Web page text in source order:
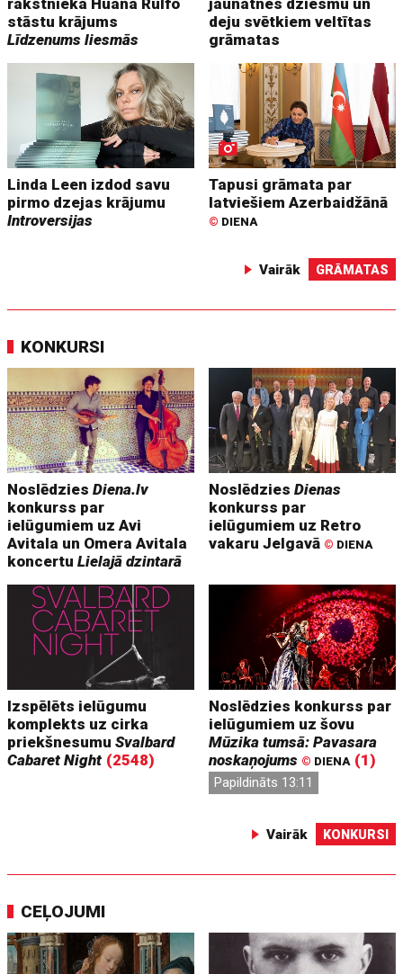
stāstu krājums
Līdzenums liesmās
deju svētkiem veltītas
grāmatas
Linda Leen izdod savu
pirmo dzejas krājumu
Introversijas
Tapusi grāmata par
latviešiem Azerbaidžānā
© DIENA
Vairāk GRĀMATAS
KONKURSI
NoslēdziesDiena.lv
konkurss par
ielūgumiem uz Avi
Avitala un Omera Avitala
koncertuLielajā dzintarā
NoslēdziesDienas
konkurss par
ielūgumiem uz Retro
vakaru Jelgavā © DIENA
Izspēlēts ielūgumu
komplekts uz cirka
priekšnesumuSvalbard
Cabaret Night (2548)
Noslēdzies konkurss par
ielūgumiem uz šovu
Mūzika tumsā: Pavasara
noskaņojums © DIENA (1)
Papildināts 13:11
Vairāk KONKURSI
CEĻOJUMI